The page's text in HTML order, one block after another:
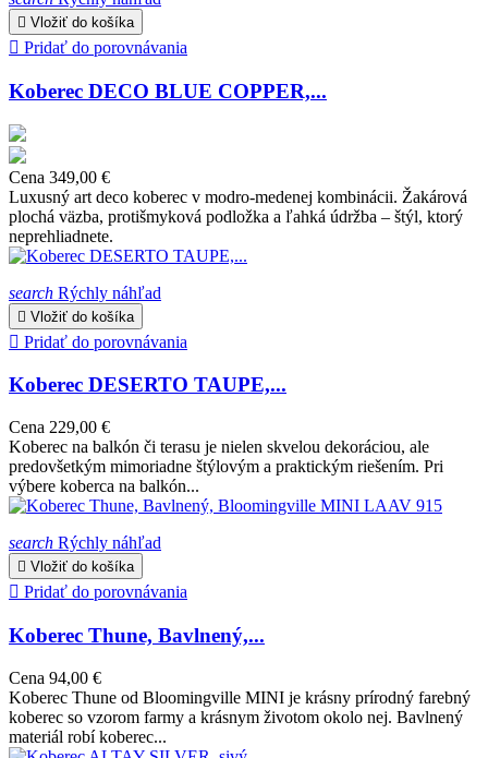
 Vložiť do košíka
 Pridať do porovnávania
Koberec DECO BLUE COPPER,...
Cena 349,00 €
Luxusný art deco koberec v modro-medenej kombinácii. Žakárová
plochá väzba, protišmyková podložka a ľahká údržba – štýl, ktorý
neprehliadnete.
search Rýchly náhľad
 Vložiť do košíka
 Pridať do porovnávania
Koberec DESERTO TAUPE,...
Cena 229,00 €
Koberec na balkón či terasu je nielen skvelou dekoráciou, ale
predovšetkým mimoriadne štýlovým a praktickým riešením. Pri
výbere koberca na balkón...
search Rýchly náhľad
 Vložiť do košíka
 Pridať do porovnávania
Koberec Thune, Bavlnený,...
Cena 94,00 €
Koberec Thune od Bloomingville MINI je krásny prírodný farebný
koberec so vzorom farmy a krásnym životom okolo nej. Bavlnený
materiál robí koberec...